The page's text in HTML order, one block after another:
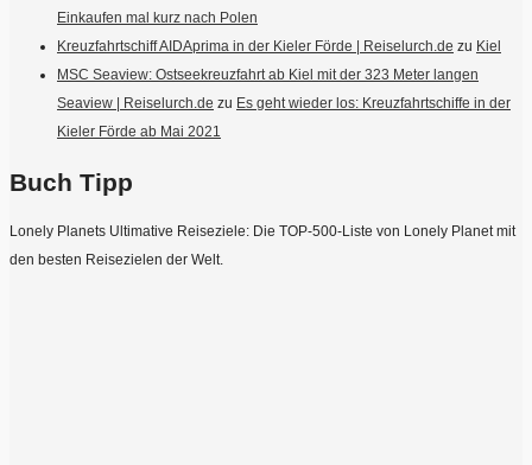
Einkaufen mal kurz nach Polen
Kreuzfahrtschiff AIDAprima in der Kieler Förde | Reiselurch.de zu Kiel
MSC Seaview: Ostseekreuzfahrt ab Kiel mit der 323 Meter langen
Seaview | Reiselurch.de zu Es geht wieder los: Kreuzfahrtschiffe in der
Kieler Förde ab Mai 2021
Buch Tipp
Lonely Planets Ultimative Reiseziele: Die TOP-500-Liste von Lonely Planet mit
den besten Reisezielen der Welt.